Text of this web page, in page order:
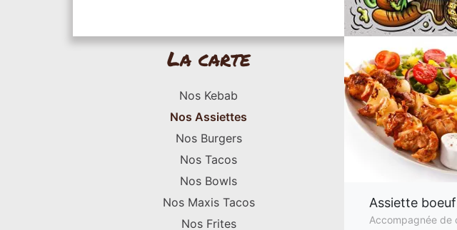
La carte
Nos Kebab
Nos Assiettes
Nos Burgers
Nos Tacos
Nos Bowls
Nos Maxis Tacos
Nos Frites
Assiette boeuf
Accompagnée de